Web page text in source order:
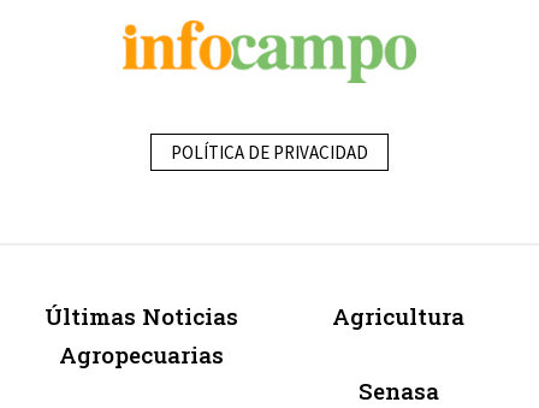
POLÍTICA DE PRIVACIDAD
Últimas Noticias
Agropecuarias
Agricultura
Senasa